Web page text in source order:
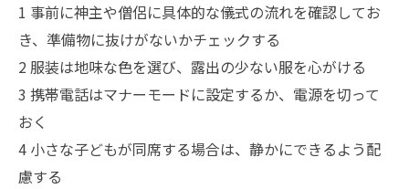
1 事前に神主や僧侶に具体的な儀式の流れを確認してお
き、準備物に抜けがないかチェックする
2 服装は地味な色を選び、露出の少ない服を心がける
3 携帯電話はマナーモードに設定するか、電源を切って
おく
4 小さな子どもが同席する場合は、静かにできるよう配
慮する